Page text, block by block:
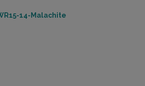
14-Malachite